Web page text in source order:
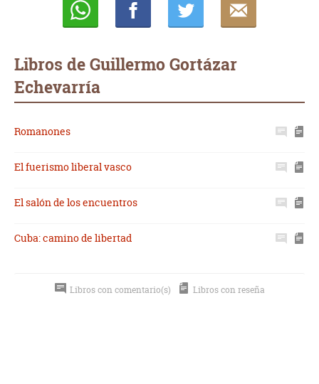
Libros de Guillermo Gortázar
Echevarría
Romanones
El fuerismo liberal vasco
El salón de los encuentros
Cuba: camino de libertad
Libros con comentario(s) Libros con reseña